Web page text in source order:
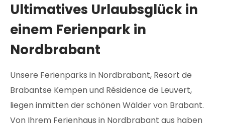
Ultimatives Urlaubsglück in
einem Ferienpark in
Nordbrabant
Unsere Ferienparks in Nordbrabant, Resort de
Brabantse Kempen und Résidence de Leuvert,
liegen inmitten der schönen Wälder von Brabant.
Von Ihrem Ferienhaus in Nordbrabant aus haben